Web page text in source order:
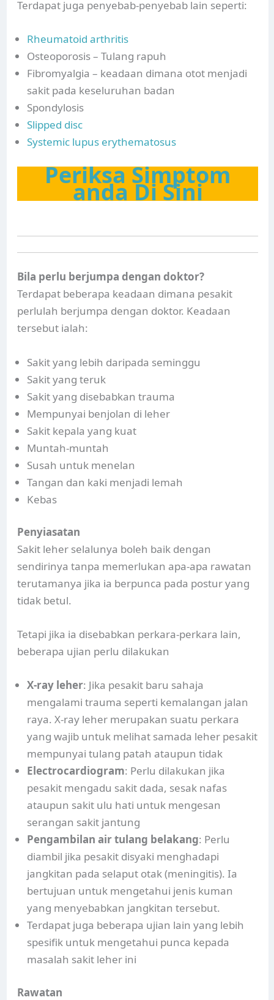
Terdapat juga penyebab-penyebab lain seperti:
Rheumatoid arthritis
Osteoporosis – Tulang rapuh
Fibromyalgia – keadaan dimana otot menjadi
sakit pada keseluruhan badan
Spondylosis
Slipped disc
Systemic lupus erythematosus
Periksa Simptom
anda Di Sini
Bila perlu berjumpa dengan doktor?
Terdapat beberapa keadaan dimana pesakit
perlulah berjumpa dengan doktor. Keadaan
tersebut ialah:
Sakit yang lebih daripada seminggu
Sakit yang teruk
Sakit yang disebabkan trauma
Mempunyai benjolan di leher
Sakit kepala yang kuat
Muntah-muntah
Susah untuk menelan
Tangan dan kaki menjadi lemah
Kebas
Penyiasatan
Sakit leher selalunya boleh baik dengan
sendirinya tanpa memerlukan apa-apa rawatan
terutamanya jika ia berpunca pada postur yang
tidak betul.
Tetapi jika ia disebabkan perkara-perkara lain,
beberapa ujian perlu dilakukan
X-ray leher: Jika pesakit baru sahaja
mengalami trauma seperti kemalangan jalan
raya. X-ray leher merupakan suatu perkara
yang wajib untuk melihat samada leher pesakit
mempunyai tulang patah ataupun tidak
Electrocardiogram: Perlu dilakukan jika
pesakit mengadu sakit dada, sesak nafas
ataupun sakit ulu hati untuk mengesan
serangan sakit jantung
Pengambilan air tulang belakang: Perlu
diambil jika pesakit disyaki menghadapi
jangkitan pada selaput otak (meningitis). Ia
bertujuan untuk mengetahui jenis kuman
yang menyebabkan jangkitan tersebut.
Terdapat juga beberapa ujian lain yang lebih
spesifik untuk mengetahui punca kepada
masalah sakit leher ini
Rawatan